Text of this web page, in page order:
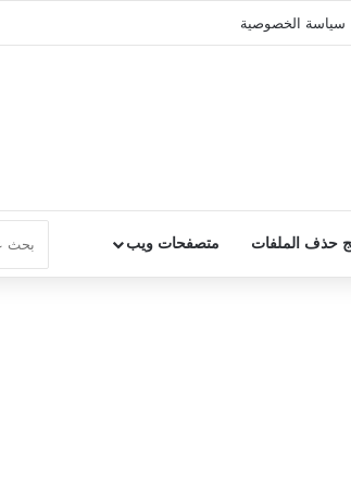
سياسة الخصوصية
حذف الملفات متصفحات ويب